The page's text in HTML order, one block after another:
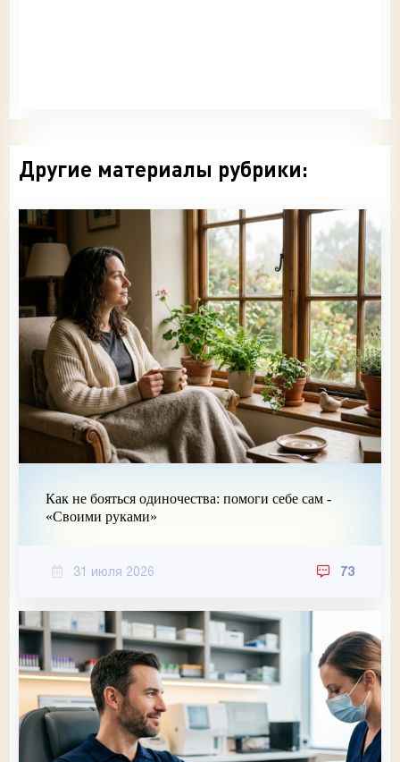
Другие материалы рубрики:
Как не бояться одиночества: помоги себе сам -
«Своими руками»
31 июля 2026 73